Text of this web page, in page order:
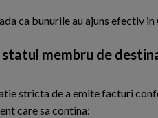
ca bunurile au ajuns efectiv
statul membru de
stricta de a emite facturi
care sa contina: